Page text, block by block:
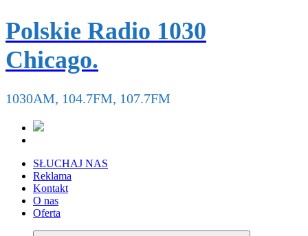
Polskie Radio 1030
Chicago.
1030AM, 104.7FM, 107.7FM
SŁUCHAJ NAS
Reklama
Kontakt
O nas
Oferta